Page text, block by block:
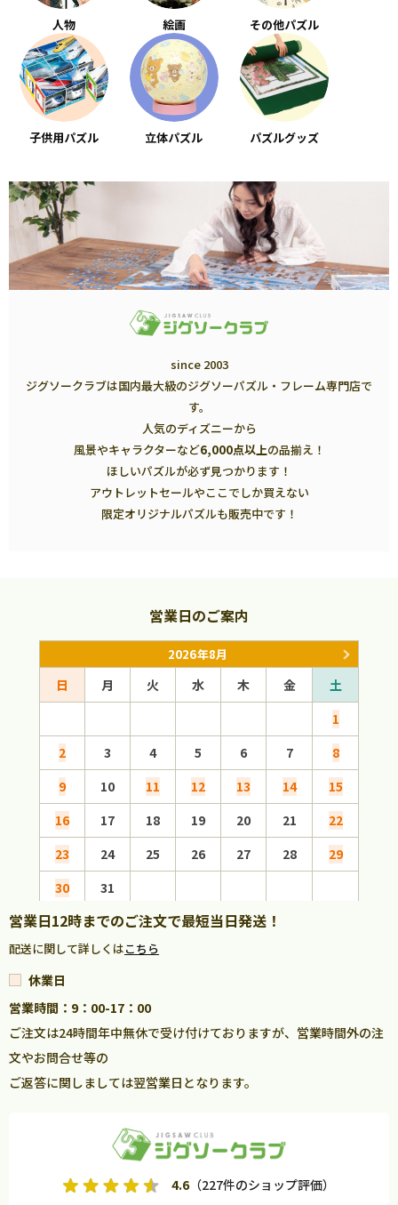
人物 絵画 その他パズル
子供用パズル 立体パズル パズルグッズ
since 2003
ジグソークラブは国内最大級のジグソーパズル・フレーム専門店で
す。
人気のディズニーから
風景やキャラクターなど6,000点以上の品揃え！
ほしいパズルが必ず見つかります！
アウトレットセールやここでしか買えない
限定オリジナルパズルも販売中です！
営業日のご案内
2026年8月
日 月 火 水 木 金
土
1
2
3 4 5 6 7
8
9
10 11 12 13 14
15
16
17 18 19 20 21
22
23
24 25 26 27 28
29
30
31
営業日12時までのご注文で最短当日発送！
配送に関して詳しくはこちら
休業日
営業時間：9：00-17：00
ご注文は24時間年中無休で受け付けておりますが、営業時間外の注
文やお問合せ等の
ご返答に関しましては翌営業日となります。
4.6 （227件のショップ評価）